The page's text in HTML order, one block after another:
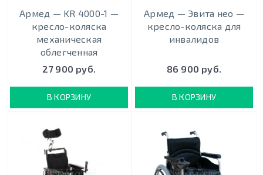
Армед — KR 4000-1 —
кресло-коляска
механическая
облегченная
27 900 руб.
В КОРЗИНУ
Армед — Эвита нео —
кресло-коляска для
инвалидов
86 900 руб.
В КОРЗИНУ